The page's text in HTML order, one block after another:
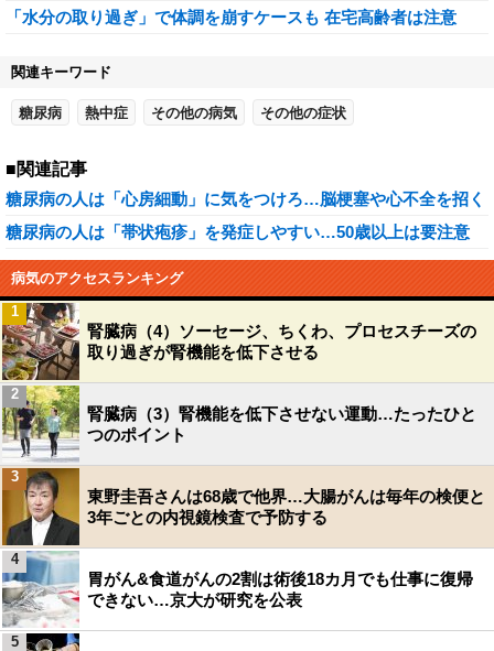
「水分の取り過ぎ」で体調を崩すケースも 在宅高齢者は注意
関連キーワード
糖尿病 熱中症 その他の病気 その他の症状
■関連記事
糖尿病の人は「心房細動」に気をつけろ…脳梗塞や心不全を招く
糖尿病の人は「帯状疱疹」を発症しやすい…50歳以上は要注意
病気のアクセスランキング
腎臓病（4）ソーセージ、ちくわ、プロセスチーズの
取り過ぎが腎機能を低下させる
1
腎臓病（3）腎機能を低下させない運動…たったひと
つのポイント
2
東野圭吾さんは68歳で他界…大腸がんは毎年の検便と
3年ごとの内視鏡検査で予防する
3
胃がん&食道がんの2割は術後18カ月でも仕事に復帰
できない…京大が研究を公表
4
5